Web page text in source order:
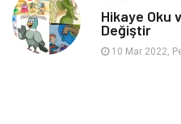
Hikaye Oku
Değiştir
10 Mar 2022,